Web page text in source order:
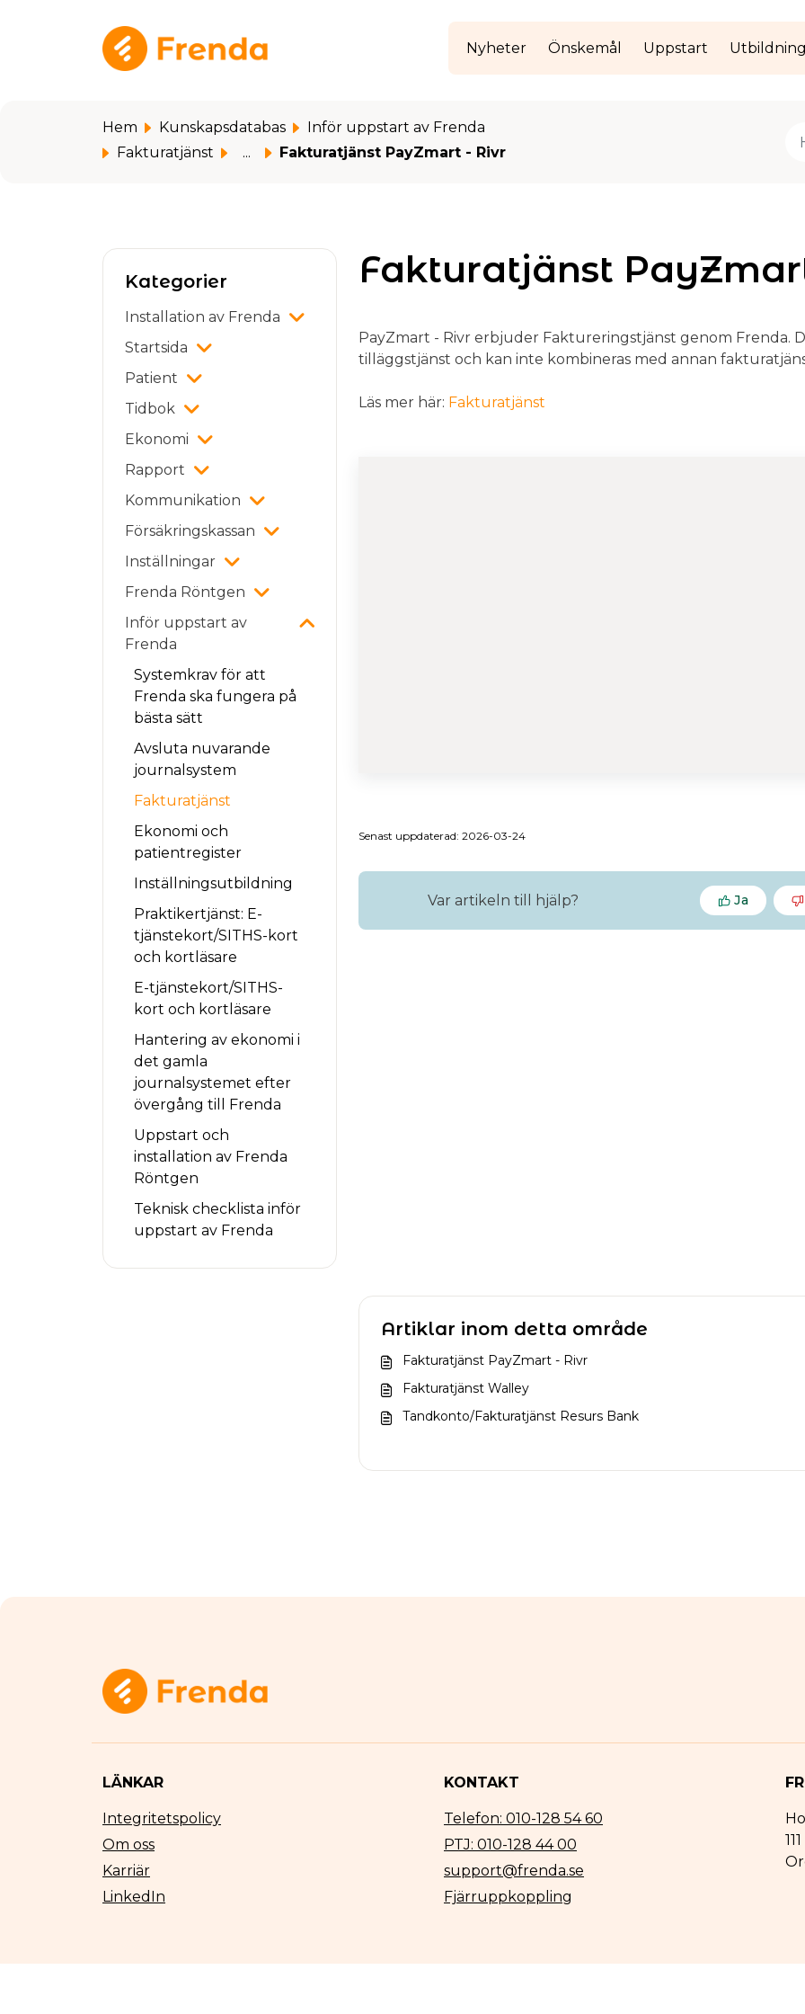
Nyheter Önskemål Uppstart
Hem Kunskapsdatabas
Inför uppstart av Frenda
Fakturatjänst
... Fakturatjänst PayZmart - Rivr
Kategorier
Installation av Frenda
Startsida
Patient
Tidbok
Ekonomi
Rapport
Kommunikation
Försäkringskassan
Inställningar
Frenda Röntgen
Inför uppstart av
Frenda
Systemkrav för att
Frenda ska fungera på
bästa sätt
Avsluta nuvarande
journalsystem
Fakturatjänst
Ekonomi och
patientregister
Inställningsutbildning
Praktikertjänst: E-
tjänstekort/SITHS-kort
och kortläsare
E-tjänstekort/SITHS-
kort och kortläsare
Hantering av ekonomi i
det gamla
journalsystemet efter
övergång till Frenda
Uppstart och
installation av Frenda
Röntgen
Teknisk checklista inför
uppstart av Frenda
Fakturatjänst
PayZmart - Rivr erbjuder Faktureringstjänst genom Frenda.
tilläggstjänst och kan inte kombineras med annan
Läs mer här: Fakturatjänst
Senast uppdaterad: 2026-03-24
Var artikeln till hjälp? Ja
Artiklar inom detta område
Fakturatjänst PayZmart - Rivr
Fakturatjänst Walley
Tandkonto/Fakturatjänst Resurs Bank
LÄNKAR
Integritetspolicy
Om oss
Karriär
LinkedIn
KONTAKT
Telefon: 010-128 54 60
PTJ: 010-128 44 00
support@frenda.se
Fjärruppkoppling